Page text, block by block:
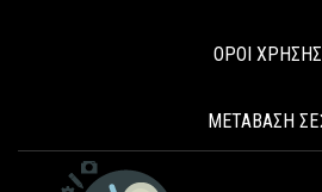
ΟΡΟΙ ΧΡΗΣΗΣ
ΜΕΤΑΒΑΣΗ ΣΕ